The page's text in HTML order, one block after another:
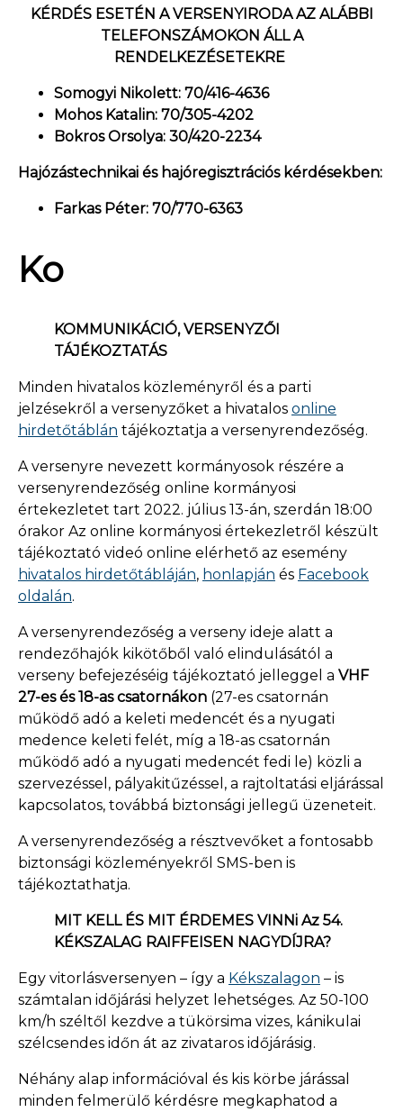
KÉRDÉS ESETÉN A VERSENYIRODA AZ ALÁBBI
TELEFONSZÁMOKON ÁLL A
RENDELKEZÉSETEKRE
Somogyi Nikolett: 70/416-4636
Mohos Katalin: 70/305-4202
Bokros Orsolya: 30/420-2234
Hajózástechnikai és hajóregisztrációs kérdésekben:
Farkas Péter: 70/770-6363
Ko
KOMMUNIKÁCIÓ, VERSENYZŐI
TÁJÉKOZTATÁS
Minden hivatalos közleményről és a parti
jelzésekről a versenyzőket a hivatalos online
hirdetőtáblán tájékoztatja a versenyrendezőség.
A versenyre nevezett kormányosok részére a
versenyrendezőség online kormányosi
értekezletet tart 2022. július 13-án, szerdán 18:00
órakor Az online kormányosi értekezletről készült
tájékoztató videó online elérhető az esemény
hivatalos hirdetőtábláján, honlapján és Facebook
oldalán.
A versenyrendezőség a verseny ideje alatt a
rendezőhajók kikötőből való elindulásától a
verseny befejezéséig tájékoztató jelleggel a VHF
27-es és 18-as csatornákon (27-es csatornán
működő adó a keleti medencét és a nyugati
medence keleti felét, míg a 18-as csatornán
működő adó a nyugati medencét fedi le) közli a
szervezéssel, pályakitűzéssel, a rajtoltatási eljárással
kapcsolatos, továbbá biztonsági jellegű üzeneteit.
A versenyrendezőség a résztvevőket a fontosabb
biztonsági közleményekről SMS-ben is
tájékoztathatja.
MIT KELL ÉS MIT ÉRDEMES VINNi Az 54.
KÉKSZALAG RAIFFEISEN NAGYDÍJRA?
Egy vitorlásversenyen – így a Kékszalagon – is
számtalan időjárási helyzet lehetséges. Az 50-100
km/h széltől kezdve a tükörsima vizes, kánikulai
szélcsendes időn át az zivataros időjárásig.
Néhány alap információval és kis körbe járással
minden felmerülő kérdésre megkaphatod a